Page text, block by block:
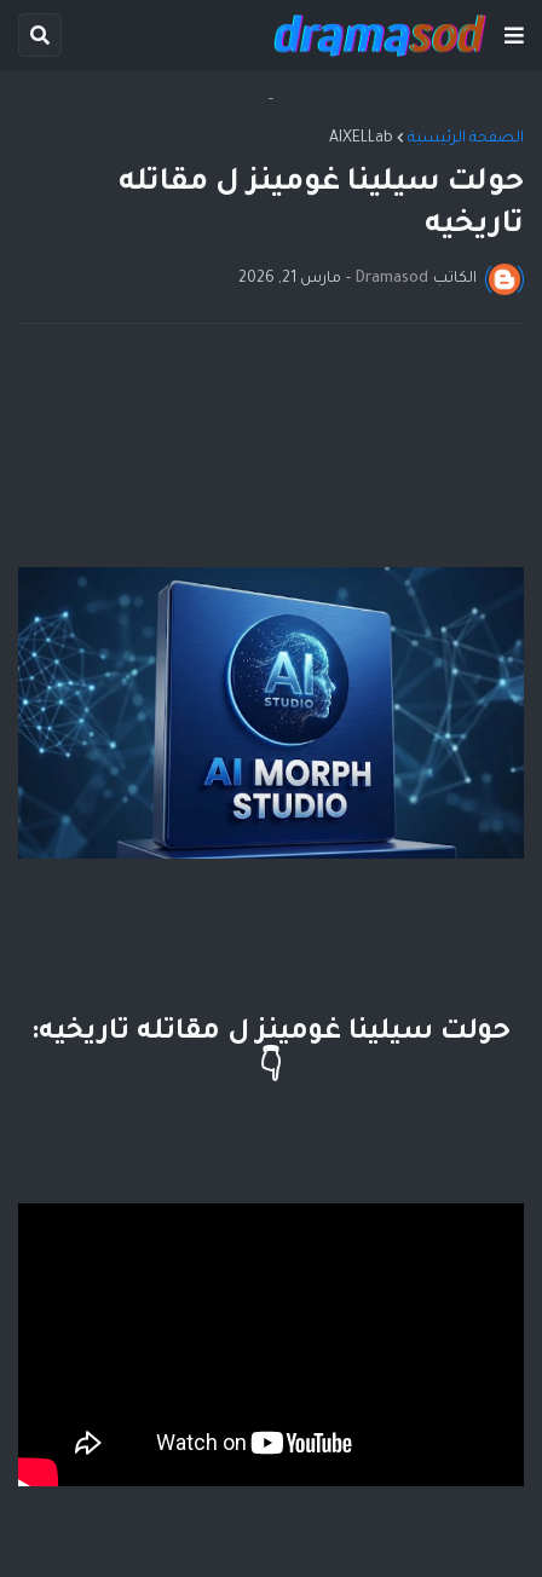
-
الصفحة الرئيسية AIXELLab
حولت سيلينا غومينز ل مقاتله
تاريخيه
الكاتب Dramasod
- مارس 21, 2026
حولت سيلينا غومينز ل مقاتله تاريخيه:
👇